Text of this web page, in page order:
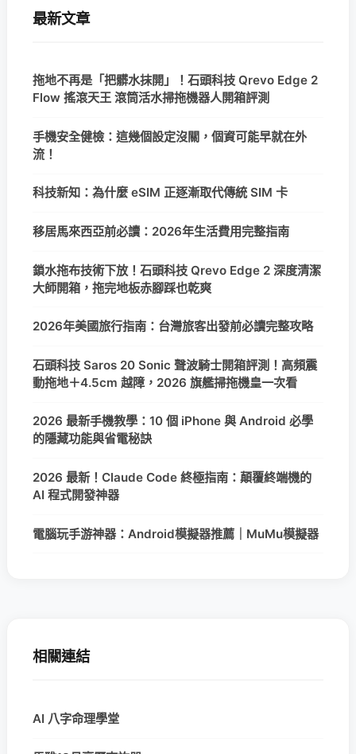
最新文章
拖地不再是「把髒水抹開」！石頭科技 Qrevo Edge 2
Flow 搖滾天王 滾筒活水掃拖機器人開箱評測
手機安全健檢：這幾個設定沒關，個資可能早就在外
流！
科技新知：為什麼 eSIM 正逐漸取代傳統 SIM 卡
移居馬來西亞前必讀：2026年生活費用完整指南
鎖水拖布技術下放！石頭科技 Qrevo Edge 2 深度清潔
大師開箱，拖完地板赤腳踩也乾爽
2026年美國旅行指南：台灣旅客出發前必讀完整攻略
石頭科技 Saros 20 Sonic 聲波騎士開箱評測！高頻震
動拖地＋4.5cm 越障，2026 旗艦掃拖機皇一次看
2026 最新手機教學：10 個 iPhone 與 Android 必學
的隱藏功能與省電秘訣
2026 最新！Claude Code 終極指南：顛覆終端機的
AI 程式開發神器
電腦玩手游神器：Android模擬器推薦｜MuMu模擬器
相關連結
AI 八字命理學堂